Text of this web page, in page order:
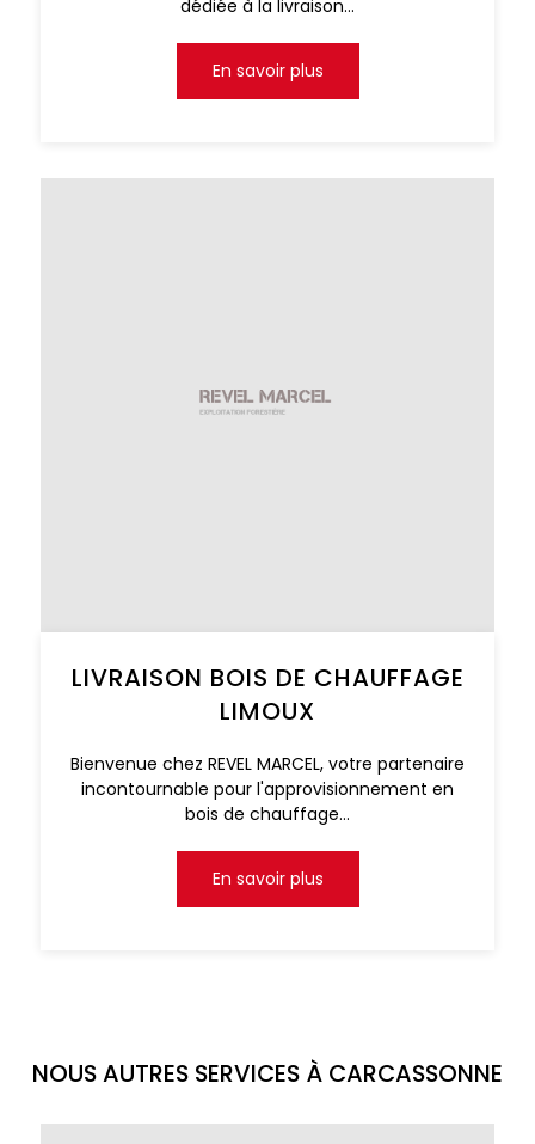
dédiée à la livraison...
En savoir plus
LIVRAISON BOIS DE CHAUFFAGE
LIMOUX
Bienvenue chez REVEL MARCEL, votre partenaire
incontournable pour l'approvisionnement en
bois de chauffage...
En savoir plus
NOUS AUTRES SERVICES À CARCASSONNE